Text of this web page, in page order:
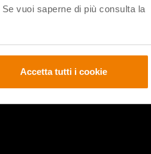
vuoi saperne di più consulta la
Accetta tutti i cookie